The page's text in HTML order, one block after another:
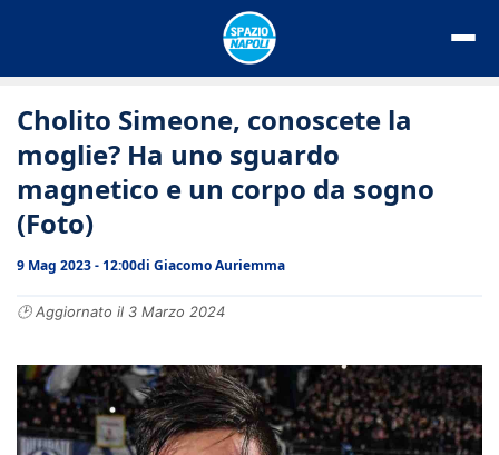
Cholito Simeone, conoscete la
moglie? Ha uno sguardo
magnetico e un corpo da sogno
(Foto)
9 Mag 2023 - 12:00di Giacomo Auriemma
🕑 Aggiornato il 3 Marzo 2024